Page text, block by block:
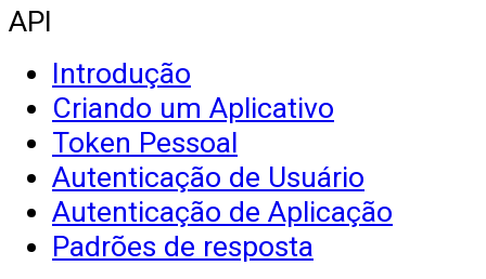
API
Introdução
Criando um Aplicativo
Token Pessoal
Autenticação de Usuário
Autenticação de Aplicação
Padrões de resposta